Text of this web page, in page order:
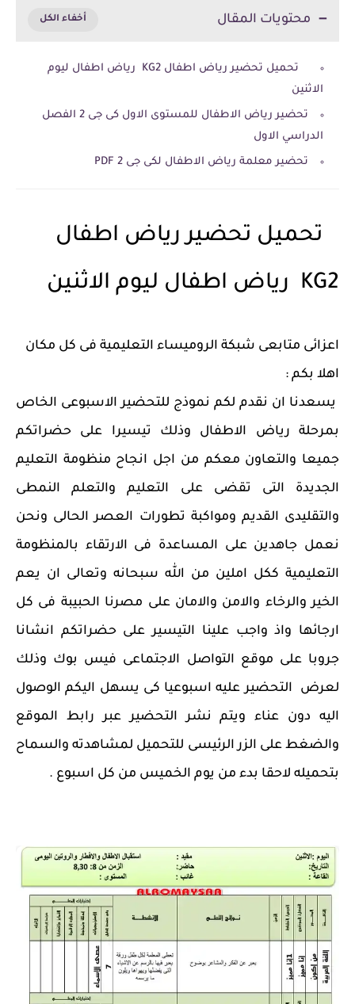
محتويات المقال
تحميل تحضير رياض اطفال KG2 رياض اطفال ليوم
الاثنين
تحضير رياض الاطفال للمستوى الاول كى جى 2 الفصل
الدراسي الاول
تحضير معلمة رياض الاطفال لكى جى 2 PDF
تحميل تحضير رياض اطفال
KG2 رياض اطفال ليوم الاثنين
اعزائى متابعى شبكة الروميساء التعليمية فى كل مكان
اهلا بكم :
يسعدنا ان نقدم لكم نموذج للتحضير الاسبوعى الخاص
بمرحلة رياض الاطفال وذلك تيسيرا على حضراتكم
جميعا والتعاون معكم من اجل انجاح منظومة التعليم
الجديدة التى تقضى على التعليم والتعلم النمطى
والتقليدى القديم ومواكبة تطورات العصر الحالى ونحن
نعمل جاهدين على المساعدة فى الارتقاء بالمنظومة
التعليمية ككل املين من الله سبحانه وتعالى ان يعم
الخير والرخاء والامن والامان على مصرنا الحبيبة فى كل
ارجائها واذ واجب علينا التيسير على حضراتكم انشانا
جروبا على موقع التواصل الاجتماعى فيس بوك وذلك
لعرض التحضير عليه اسبوعيا كى يسهل اليكم الوصول
اليه دون عناء ويتم نشر التحضير عبر رابط الموقع
والضغط على الزر الرئيسى للتحميل لمشاهدته والسماح
بتحميله لاحقا بدء من يوم الخميس من كل اسبوع .